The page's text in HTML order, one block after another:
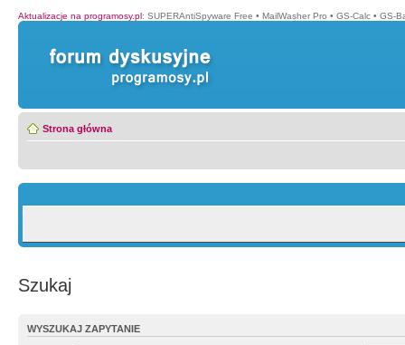
Aktualizacje na programosy.pl: SUPERAntiSpyware Free • MailWasher Pro • GS-Calc • GS-
Strona główna
Szukaj
WYSZUKAJ ZAPYTANIE